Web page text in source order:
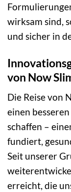
wirksam sind,
und sicher in
von Now
Die Reise von
einen
schaffen –
fundiert,
Seit unserer
erreicht, die